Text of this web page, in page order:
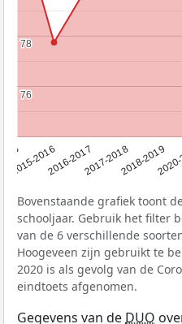
2015-20162016-20172017-20182018-2019
76
76
78
78
Bovenstaande grafiek toont
schooljaar. Gebruik het filter
van de 6 verschillende
Hoogeveen zijn gebruikt te
2020 is als gevolg van de
eindtoets afgenomen.
Gegevens van de DUO